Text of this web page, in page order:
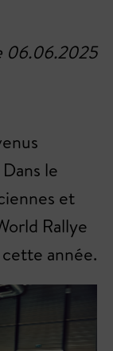
06.06.2025
le
et
Rallye
année.